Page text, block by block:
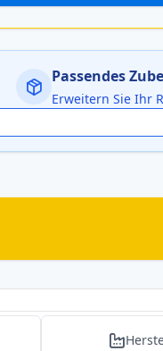
Passendes
Erweitern Sie Ihr